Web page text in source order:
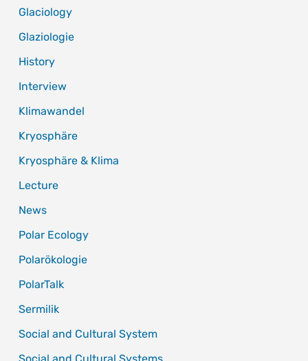
Glaciology
Glaziologie
History
Interview
Klimawandel
Kryosphäre
Kryosphäre & Klima
Lecture
News
Polar Ecology
Polarökologie
PolarTalk
Sermilik
Social and Cultural System